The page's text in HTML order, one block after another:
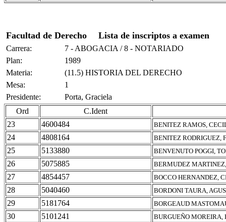
Facultad de Derecho Lista de inscriptos a examen
Carrera:
7 - ABOGACIA / 8 - NOTARIADO
Plan:
1989
Materia:
(11.5) HISTORIA DEL DERECHO
Mesa:
1
Presidente:
Porta, Graciela
Ord
C.Ident
23
4600484 BENITEZ RAMOS,
24 4808164 BENITEZ RODRIGUEZ,
25 5133880 BENVENUTO POGGI,
26 5075885 BERMUDEZ
27 4854457 BOCCO HERNANDEZ,
28 5040460 BORDONI TAURA,
29 5181764 BORGEAUD
30 5101241 BURGUEÑO MOREIRA,